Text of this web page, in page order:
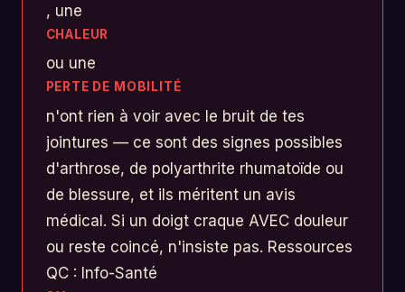
, une
CHALEUR
ou une
PERTE DE MOBILITÉ
n'ont rien à voir avec le bruit de tes
jointures — ce sont des signes possibles
d'arthrose, de polyarthrite rhumatoïde ou
de blessure, et ils méritent un avis
médical. Si un doigt craque AVEC douleur
ou reste coincé, n'insiste pas. Ressources
QC : Info-Santé